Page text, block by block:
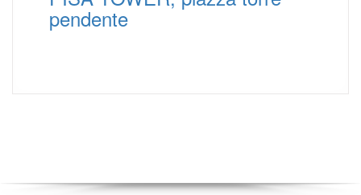
pendente